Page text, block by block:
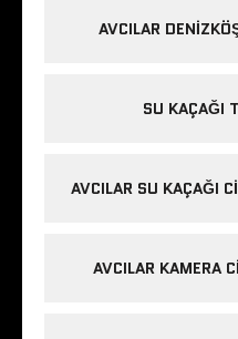
AVCILAR
SU KAÇAĞI
AVCILAR SU KAÇAĞI
AVCILAR KAMERA